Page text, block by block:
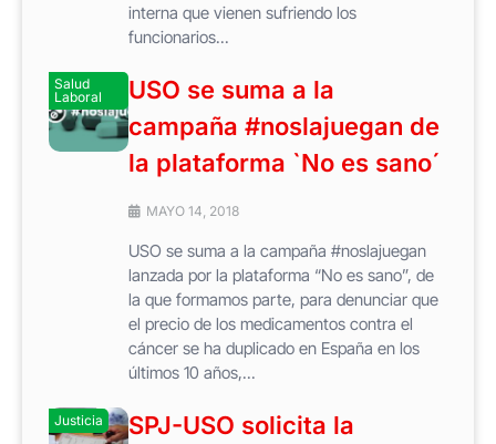
interna que vienen sufriendo los
funcionarios...
Salud
Laboral
USO se suma a la
campaña #noslajuegan de
la plataforma `No es sano´
MAYO 14, 2018
USO se suma a la campaña #noslajuegan
lanzada por la plataforma “No es sano”, de
la que formamos parte, para denunciar que
el precio de los medicamentos contra el
cáncer se ha duplicado en España en los
últimos 10 años,...
Justicia
SPJ-USO solicita la